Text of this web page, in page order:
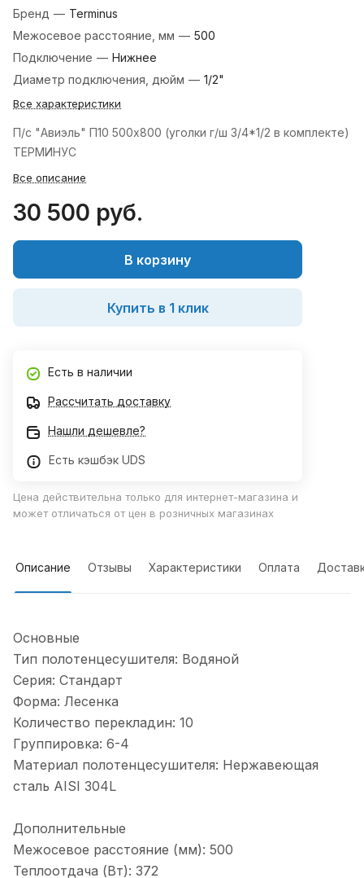
Бренд — Terminus
Межосевое расстояние, мм — 500
Подключение — Нижнее
Диаметр подключения, дюйм — 1/2"
Все характеристики
П/с "Авиэль" П10 500х800 (уголки г/ш 3/4*1/2 в комплекте)
ТЕРМИНУС
Все описание
30 500 руб.
В корзину
Купить в 1 клик
Есть в наличии
Рассчитать доставку
Нашли дешевле?
Есть кэшбэк UDS
Цена действительна только для интернет-магазина и
может отличаться от цен в розничных магазинах
Описание Отзывы Характеристики Оплата
Основные
Тип полотенцесушителя: Водяной
Серия: Стандарт
Форма: Лесенка
Количество перекладин: 10
Группировка: 6-4
Материал полотенцесушителя: Нержавеющая
сталь AISI 304L
Дополнительные
Межосевое расстояние (мм): 500
Теплоотдача (Вт): 372